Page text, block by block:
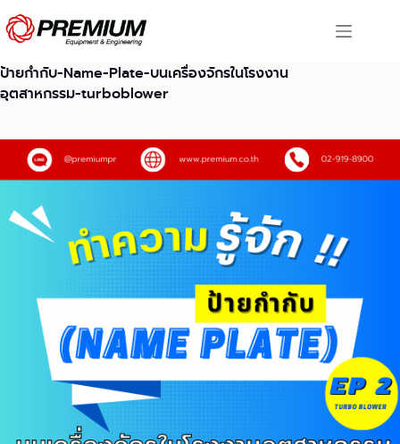
Skip
to
content
ป้ายกำกับ-Name-Plate-บนเครื่องจักรในโรงงาน
อุตสาหกรรม-turboblower